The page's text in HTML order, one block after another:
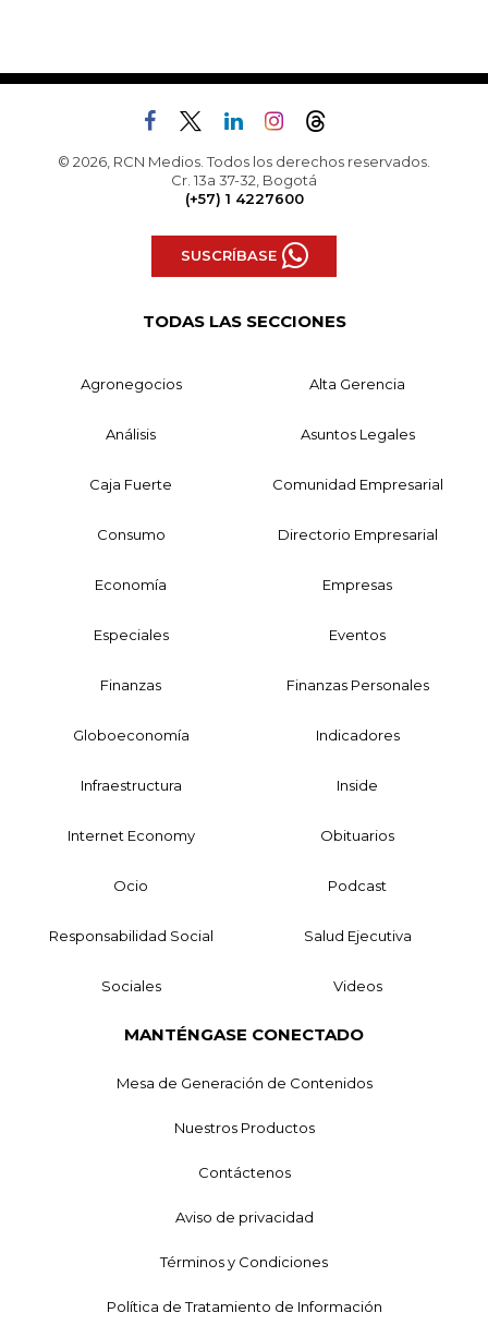
© 2026, RCN Medios. Todos los derechos reservados.
Cr. 13a 37-32, Bogotá
(+57) 1 4227600
SUSCRÍBASE
TODAS LAS SECCIONES
Agronegocios Alta Gerencia
Análisis Asuntos Legales
Caja Fuerte Comunidad Empresarial
Consumo Directorio Empresarial
Economía Empresas
Especiales Eventos
Finanzas Finanzas Personales
Globoeconomía Indicadores
Infraestructura Inside
Internet Economy Obituarios
Ocio Podcast
Responsabilidad Social Salud Ejecutiva
Sociales Videos
MANTÉNGASE CONECTADO
Mesa de Generación de Contenidos
Nuestros Productos
Contáctenos
Aviso de privacidad
Términos y Condiciones
Política de Tratamiento de Información